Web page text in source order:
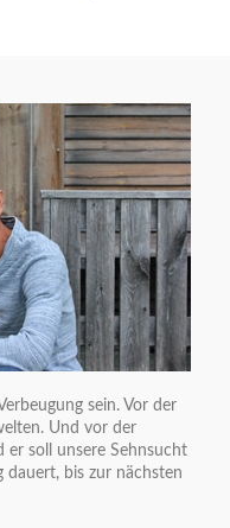
sein. Vor der
Und vor der
er soll unsere Sehnsucht
dauert, bis zur nächsten